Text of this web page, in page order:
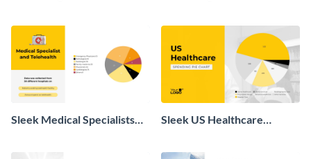
Sleek Medical Specialists
Sleek US Healthcare